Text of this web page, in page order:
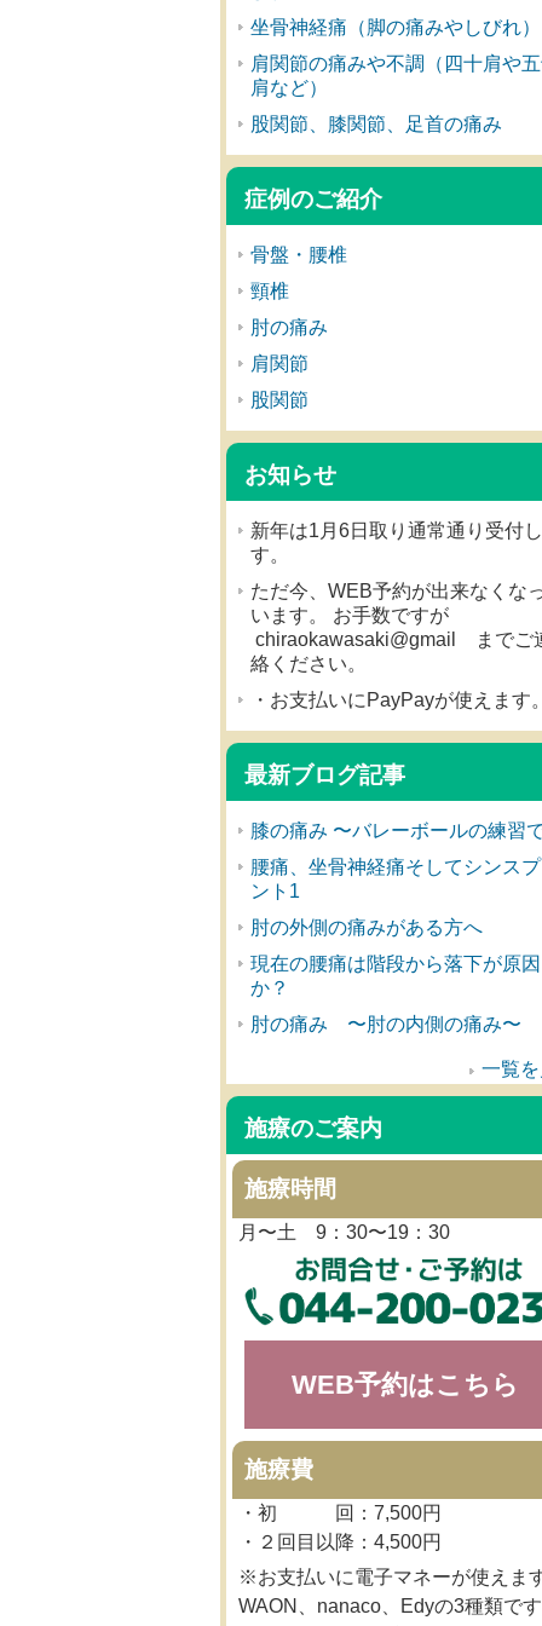
坐骨神経痛（脚の痛みやしびれ）
肩関節の痛みや不調（四十肩や
肩など）
股関節、膝関節、足首の痛み
症例のご紹介
骨盤・腰椎
頸椎
肘の痛み
肩関節
股関節
お知らせ
新年は1月6日取り通常通り受付
す。
ただ今、WEB予約が出来なくな
います。 お手数ですが
chiraokawasaki@gmail までご
絡ください。
・お支払いにPayPayが使えます
最新ブログ記事
膝の痛み 〜バレーボールの練習
腰痛、坐骨神経痛そしてシンス
ント1
肘の外側の痛みがある方へ
現在の腰痛は階段から落下が原因
か？
肘の痛み 〜肘の内側の痛み〜
一覧
施療のご案内
施療時間
月〜土 9：30〜19：30
WEB予約はこちら
施療費
・初 回：7,500円
・２回目以降：4,500円
※お支払いに電子マネーが使えま
WAON、nanaco、Edyの3種類です